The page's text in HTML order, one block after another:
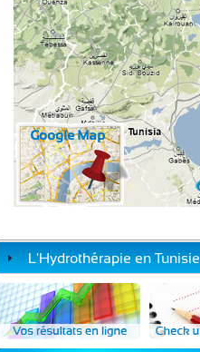
L'Hydrothérapie en Tunisie